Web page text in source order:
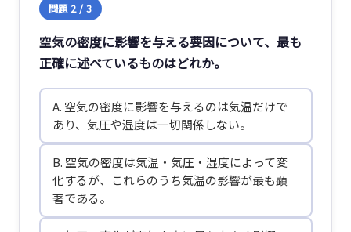
問題 2 / 3
空気の密度に影響を与える要因について、最も
正確に述べているものはどれか。
A. 空気の密度に影響を与えるのは気温だけで
あり、気圧や湿度は一切関係しない。
B. 空気の密度は気温・気圧・湿度によって変
化するが、これらのうち気温の影響が最も顕
著である。